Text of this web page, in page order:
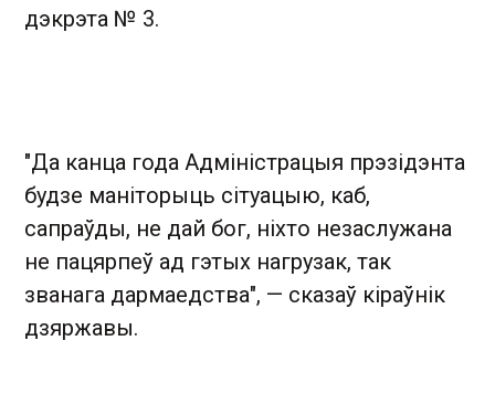
дэкрэта № 3.
"Да канца года Адміністрацыя прэзідэнта
будзе маніторыць сітуацыю, каб,
сапраўды, не дай бог, ніхто незаслужана
не пацярпеў ад гэтых нагрузак, так
званага дармаедства", — сказаў кіраўнік
дзяржавы.